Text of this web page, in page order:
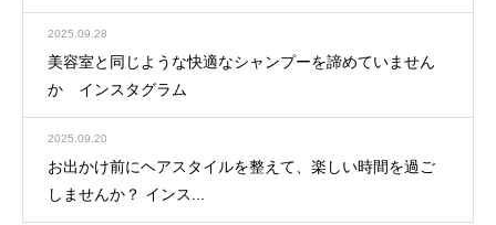
2025.09.28
美容室と同じような快適なシャンプーを諦めていません
か インスタグラム
2025.09.20
お出かけ前にヘアスタイルを整えて、楽しい時間を過ご
しませんか？ インス...